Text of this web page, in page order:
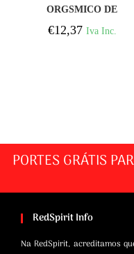
ORGSMICO DE
MASSAGEM ÍNTIMA
APERTADO
€12,37 Iva Inc.
PORTES GRÁTIS
RedSpirit Info
Na RedSpirit, acreditamos